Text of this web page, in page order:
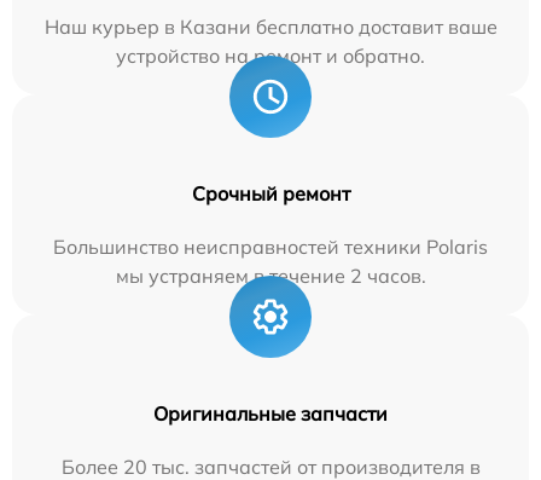
Наш курьер в Казани бесплатно доставит ваше
устройство на ремонт и обратно.
Срочный ремонт
Большинство неисправностей техники Polaris
мы устраняем в течение 2 часов.
Оригинальные запчасти
Более 20 тыс. запчастей от производителя в